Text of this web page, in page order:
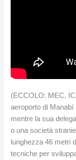
(ECCOLO: MEC,
aeroporto di
mentre la sua
o una società
lunghezza 46 metri
tecniche per